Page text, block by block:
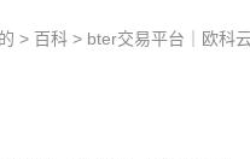
> 百科 > bter交易平台｜欧科